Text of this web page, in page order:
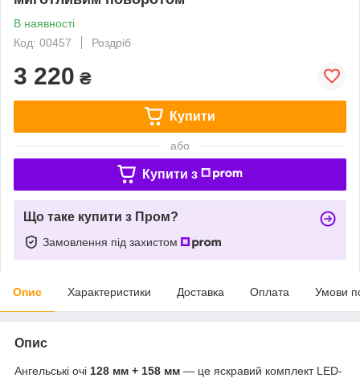
В наявності
Код: 00457
Роздріб
3 220 ₴
Купити
або
Купити з
Що таке купити з Пром?
Замовлення під захистом
Опис Характеристики Доставка Оплата Умови
Опис
Ангельські очі 128 мм + 158 мм — це яскравий комплект LED-